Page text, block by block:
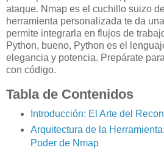
ataque. Nmap es el cuchillo suizo
herramienta personalizada te da
permite integrarla en flujos de
Python, bueno, Python es el
elegancia y potencia. Prepárate
con código.
Tabla de Contenidos
Introducción: El Arte del
Arquitectura de la
Poder de Nmap